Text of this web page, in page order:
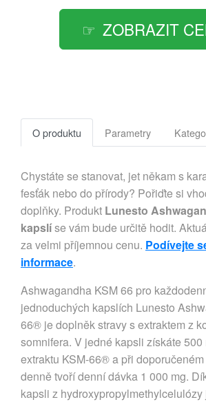
ZOBRAZIT
O produktu Parametry
Chystáte se stanovat, jet někam s
fesťák nebo do přírody? Pořiďte si
doplňky. Produkt Lunesto
kapslíse vám bude určitě hodit.
za velmi příjemnou cenu. Podívejte
informace.
Ashwagandha KSM 66 pro
jednoduchých kapslích Lunesto
66® je doplněk stravy s extraktem z
somnifera. V jedné kapsli získáte
extraktu KSM-66® a při
denně tvoří denní dávka 1 000 mg.
kapsli z